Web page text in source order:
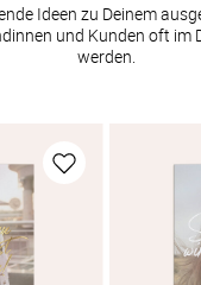
Ideen zu Deinem
und Kunden oft im
werden.